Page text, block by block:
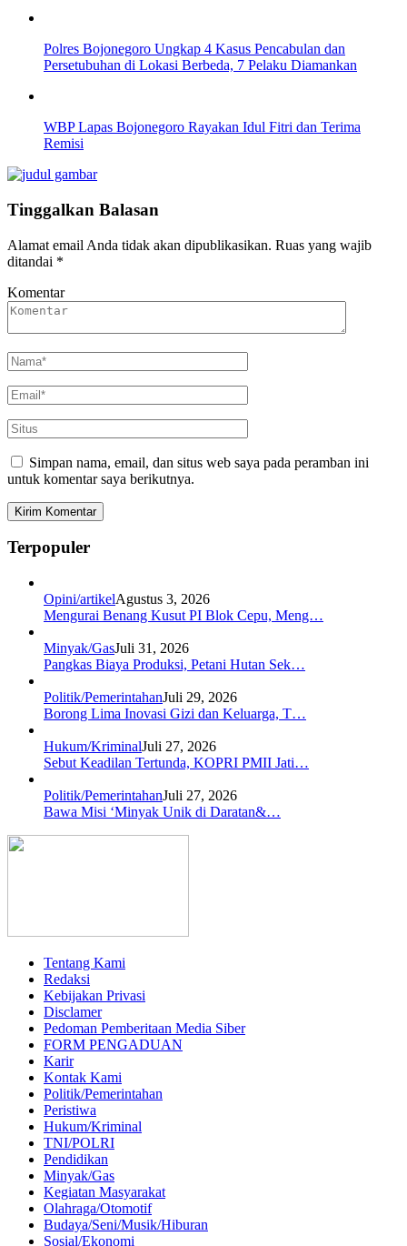
Polres Bojonegoro Ungkap 4 Kasus Pencabulan dan
Persetubuhan di Lokasi Berbeda, 7 Pelaku Diamankan
WBP Lapas Bojonegoro Rayakan Idul Fitri dan Terima
Remisi
Tinggalkan Balasan
Alamat email Anda tidak akan dipublikasikan. Ruas yang wajib
ditandai *
Komentar
Simpan nama, email, dan situs web saya pada peramban ini
untuk komentar saya berikutnya.
Terpopuler
Opini/artikelAgustus 3, 2026
Mengurai Benang Kusut PI Blok Cepu, Meng…
Minyak/GasJuli 31, 2026
Pangkas Biaya Produksi, Petani Hutan Sek…
Politik/PemerintahanJuli 29, 2026
Borong Lima Inovasi Gizi dan Keluarga, T…
Hukum/KriminalJuli 27, 2026
Sebut Keadilan Tertunda, KOPRI PMII Jati…
Politik/PemerintahanJuli 27, 2026
Bawa Misi ‘Minyak Unik di Daratan&…
Tentang Kami
Redaksi
Kebijakan Privasi
Disclamer
Pedoman Pemberitaan Media Siber
FORM PENGADUAN
Karir
Kontak Kami
Politik/Pemerintahan
Peristiwa
Hukum/Kriminal
TNI/POLRI
Pendidikan
Minyak/Gas
Kegiatan Masyarakat
Olahraga/Otomotif
Budaya/Seni/Musik/Hiburan
Sosial/Ekonomi